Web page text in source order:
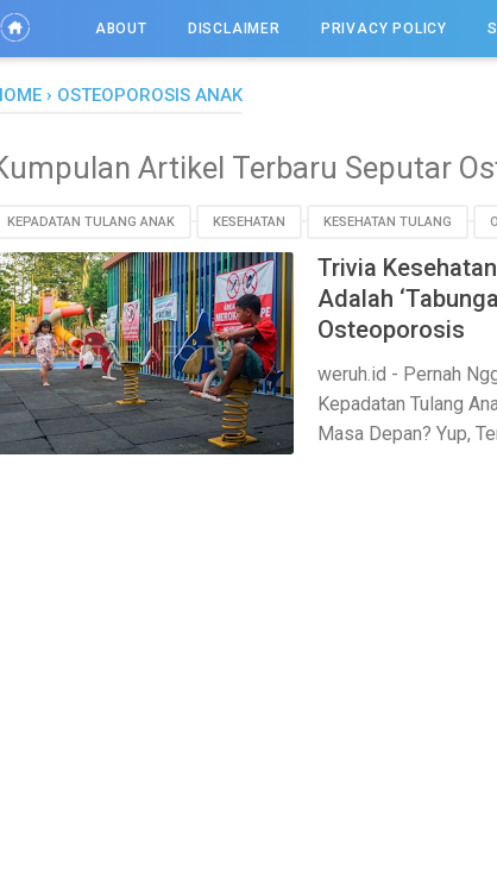
ABOUT DISCLAIMER PRIVACY POLICY
› OSTEOPOROSIS ANAK
Artikel Terbaru Seputar
KEPADATAN TULANG ANAK KESEHATAN KESEHATAN TULANG
Trivia
Adalah
Osteoporosis
weruh.id - Pernah
Kepadatan Tulang
Masa Depan? Yup,